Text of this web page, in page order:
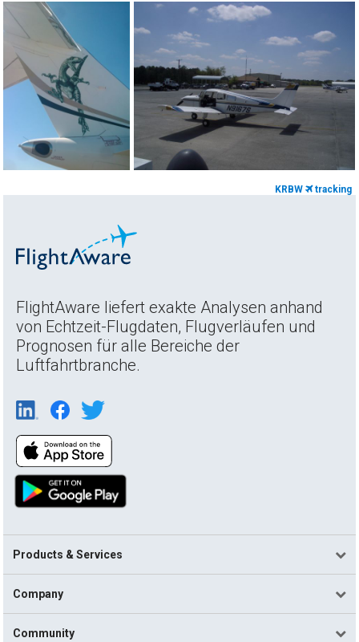
KRBW tracking
FlightAware liefert exakte Analysen anhand
von Echtzeit-Flugdaten, Flugverläufen und
Prognosen für alle Bereiche der
Luftfahrtbranche.
Products & Services
Company
Community